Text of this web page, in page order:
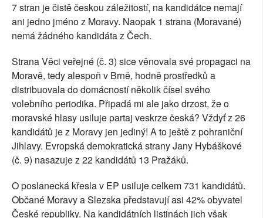
7 stran je čistě českou záležitostí, na kandidátce nemají
ani jedno jméno z Moravy. Naopak 1 strana (Moravané)
nemá žádného kandidáta z Čech.
Strana Věci veřejné (č. 3) sice věnovala své propagaci na
Moravě, tedy alespoň v Brně, hodně prostředků a
distribuovala do domácností několik čísel svého
volebního periodika. Připadá mi ale jako drzost, že o
moravské hlasy usiluje partaj veskrze česká? Vždyť z 26
kandidátů je z Moravy jen jediný! A to ještě z pohraniční
Jihlavy. Evropská demokratická strany Jany Hybáškové
(č. 9) nasazuje z 22 kandidátů 13 Pražáků.
O poslanecká křesla v EP usiluje celkem 731 kandidátů.
Občané Moravy a Slezska představují asi 42% obyvatel
České republiky. Na kandidátních listinách jich však